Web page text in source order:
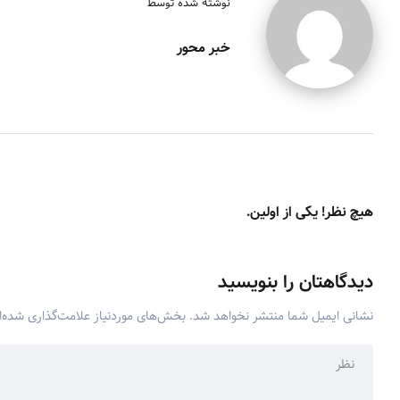
نوشته شده توسط
خبر محور
هیچ نظر! یکی از اولین.
دیدگاهتان را بنویسید
نشانی ایمیل شما منتشر نخواهد شد. بخش‌های موردنیاز علامت‌گذاری